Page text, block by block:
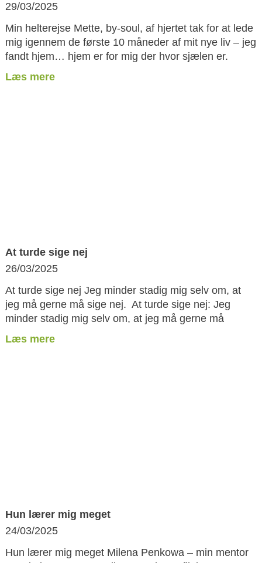
29/03/2025
Min helterejse Mette, by-soul, af hjertet tak for at lede
mig igennem de første 10 måneder af mit nye liv – jeg
fandt hjem… hjem er for mig der hvor sjælen er.
Læs mere
At turde sige nej
26/03/2025
At turde sige nej Jeg minder stadig mig selv om, at
jeg må gerne må sige nej. At turde sige nej: Jeg
minder stadig mig selv om, at jeg må gerne må
Læs mere
Hun lærer mig meget
24/03/2025
Hun lærer mig meget Milena Penkowa – min mentor